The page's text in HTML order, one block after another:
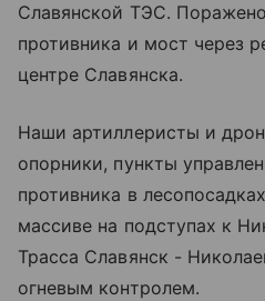
Славянской ТЭС.
противника и мост через
центре Славянска.
Наши артиллеристы и
опорники, пункты
противника в
массиве на подступах к
Трасса Славянск -
огневым контролем.